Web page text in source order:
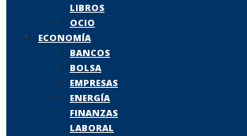
LIBROS
OCIO
ECONOMÍA
BANCOS
BOLSA
EMPRESAS
ENERGÍA
FINANZAS
LABORAL